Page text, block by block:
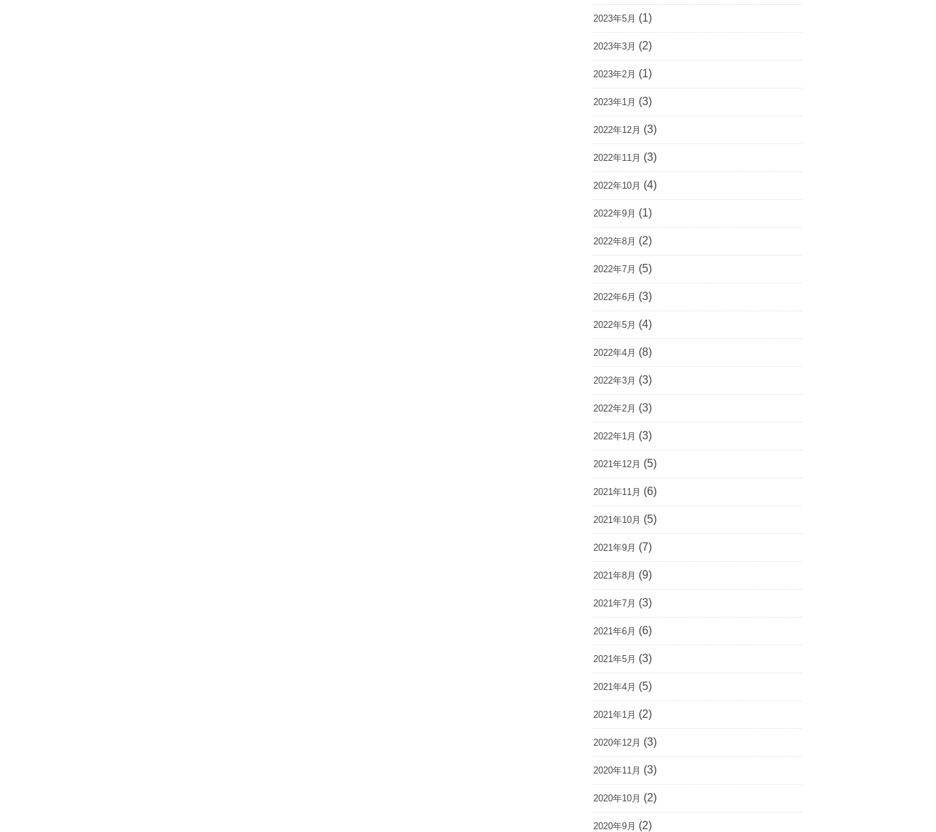
2023年5月 (1)
2023年3月 (2)
2023年2月 (1)
2023年1月 (3)
2022年12月 (3)
2022年11月 (3)
2022年10月 (4)
2022年9月 (1)
2022年8月 (2)
2022年7月 (5)
2022年6月 (3)
2022年5月 (4)
2022年4月 (8)
2022年3月 (3)
2022年2月 (3)
2022年1月 (3)
2021年12月 (5)
2021年11月 (6)
2021年10月 (5)
2021年9月 (7)
2021年8月 (9)
2021年7月 (3)
2021年6月 (6)
2021年5月 (3)
2021年4月 (5)
2021年1月 (2)
2020年12月 (3)
2020年11月 (3)
2020年10月 (2)
2020年9月 (2)